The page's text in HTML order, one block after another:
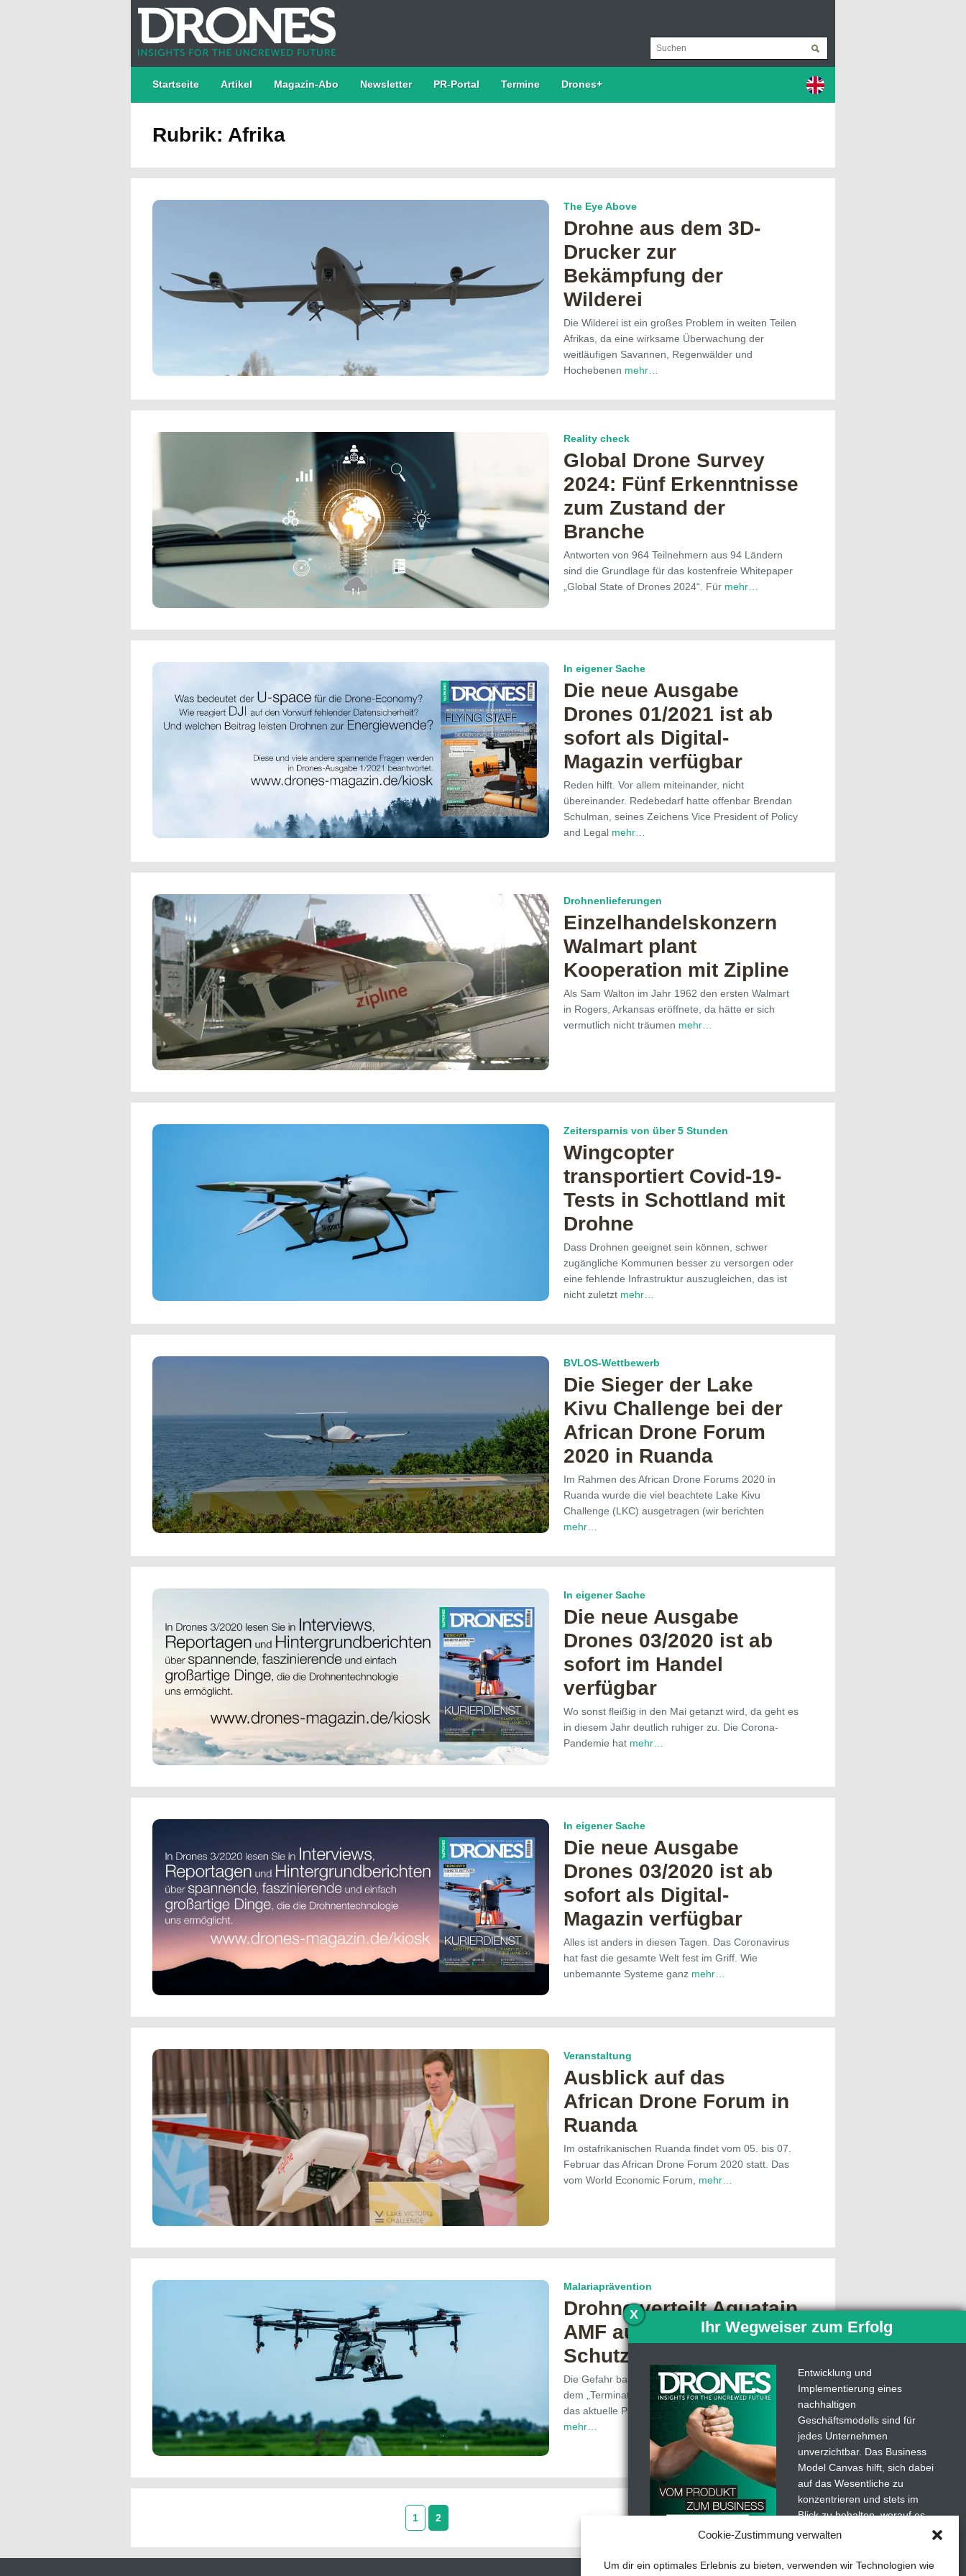
Cookie-Zustimmung verwalten
Um dir ein optimales Erlebnis zu bieten, verwenden wir Technologien wie
Startseite Artikel Magazin-Abo Newsletter PR-Portal Termine Drones+
Rubrik: Afrika
The Eye Above
Drohne aus dem 3D-
Drucker zur
Bekämpfung der
Wilderei
Die Wilderei ist ein großes Problem in weiten Teilen
Afrikas, da eine wirksame Überwachung der
weitläufigen Savannen, Regenwälder und
Hochebenen mehr…
Reality check
Global Drone Survey
2024: Fünf Erkenntnisse
zum Zustand der
Branche
Antworten von 964 Teilnehmern aus 94 Ländern
sind die Grundlage für das kostenfreie Whitepaper
„Global State of Drones 2024“. Für mehr…
In eigener Sache
Die neue Ausgabe
Drones 01/2021 ist ab
sofort als Digital-
Magazin verfügbar
Reden hilft. Vor allem miteinander, nicht
übereinander. Redebedarf hatte offenbar Brendan
Schulman, seines Zeichens Vice President of Policy
and Legal mehr…
Drohnenlieferungen
Einzelhandelskonzern
Walmart plant
Kooperation mit Zipline
Als Sam Walton im Jahr 1962 den ersten Walmart
in Rogers, Arkansas eröffnete, da hätte er sich
vermutlich nicht träumen mehr…
Zeitersparnis von über 5 Stunden
Wingcopter
transportiert Covid-19-
Tests in Schottland mit
Drohne
Dass Drohnen geeignet sein können, schwer
zugängliche Kommunen besser zu versorgen oder
eine fehlende Infrastruktur auszugleichen, das ist
nicht zuletzt mehr…
BVLOS-Wettbewerb
Die Sieger der Lake
Kivu Challenge bei der
African Drone Forum
2020 in Ruanda
Im Rahmen des African Drone Forums 2020 in
Ruanda wurde die viel beachtete Lake Kivu
Challenge (LKC) ausgetragen (wir berichten
mehr…
In eigener Sache
Die neue Ausgabe
Drones 03/2020 ist ab
sofort im Handel
verfügbar
Wo sonst fleißig in den Mai getanzt wird, da geht es
in diesem Jahr deutlich ruhiger zu. Die Corona-
Pandemie hat mehr…
In eigener Sache
Die neue Ausgabe
Drones 03/2020 ist ab
sofort als Digital-
Magazin verfügbar
Alles ist anders in diesen Tagen. Das Coronavirus
hat fast die gesamte Welt fest im Griff. Wie
unbemannte Systeme ganz mehr…
Veranstaltung
Ausblick auf das
African Drone Forum in
Ruanda
Im ostafrikanischen Ruanda findet vom 05. bis 07.
Februar das African Drone Forum 2020 statt. Das
vom World Economic Forum, mehr…
Malariaprävention
Drohne verteilt Aquatain
AMF auf Sansibar zum
Schutz vor Malaria
Die Gefahr bannen, bevor sie entsteht. Frei nach
dem „Terminator-Prinzip“ könnte man erklären, wie
das aktuelle Pilotprojekt zur Malariaprävention auf
mehr…
1 2 ÄLTERE ARTIKEL →
X
Ihr Wegweiser zum Erfolg
Entwicklung und
Implementierung eines
nachhaltigen
Geschäftsmodells sind für
jedes Unternehmen
unverzichtbar. Das Business
Model Canvas hilft, sich dabei
auf das Wesentliche zu
konzentrieren und stets im
Blick zu behalten, worauf es
wirklich ankommt.
Abonnieren Sie unseren